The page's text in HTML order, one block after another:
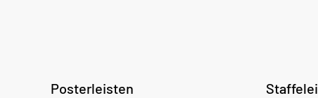
Posterleisten
Staffelei